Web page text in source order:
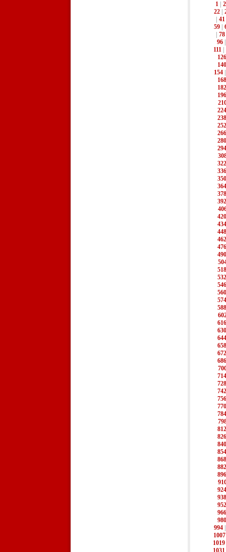
1
2
22|
41
59|
78
96
111|
126
140
154
168
182
196
224
238
252
266
280
294
322
336
350
364
378
392
420
434
448
462
476
490
518
532
546
560
574
588
616
630
644
658
672
686
714
728
742
756
770
784
812
826
840
854
868
882
896
924
938
952
966
980
994
1007
1019
1031